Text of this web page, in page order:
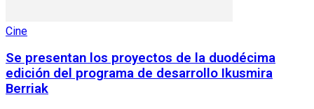
Cine
Se presentan los proyectos de la duodécima
edición del programa de desarrollo Ikusmira
Berriak